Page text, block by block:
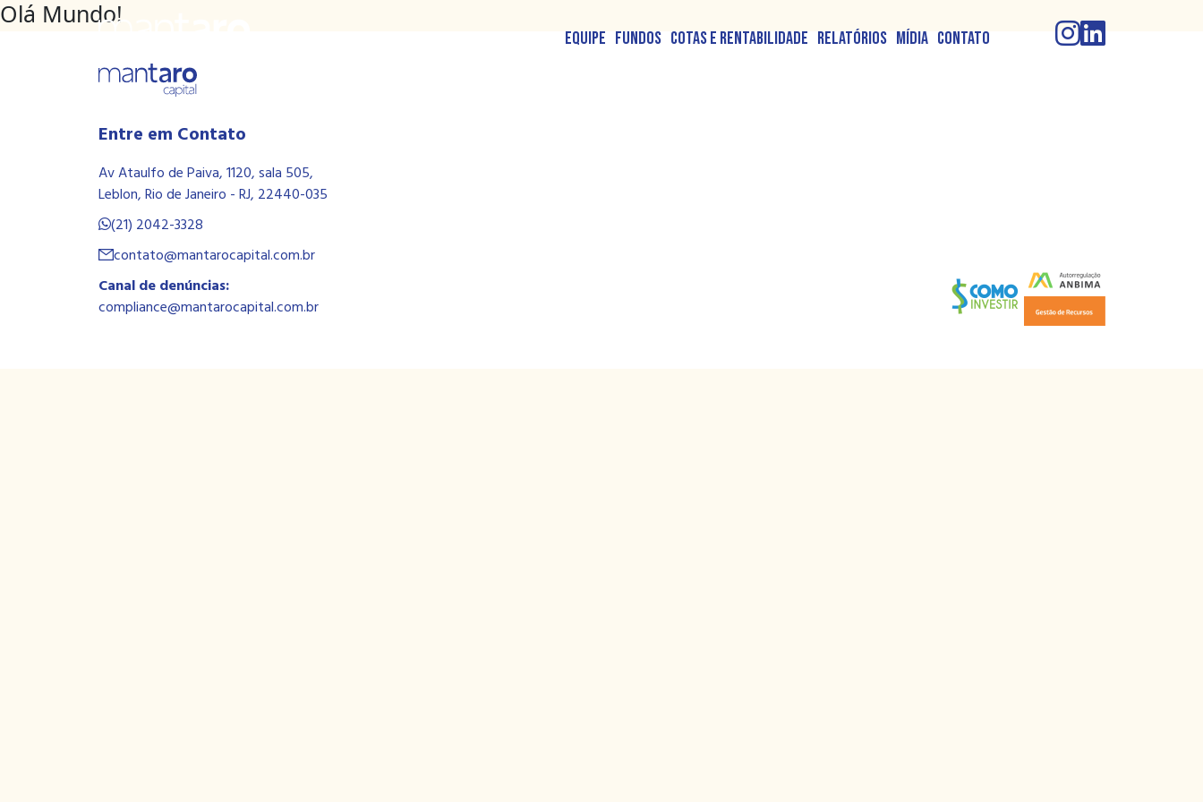
Equipe Fundos Cotas e Rentabilidade Relatórios Mídia Contato
Olá Mundo!
Entre em Contato
Av Ataulfo de Paiva, 1120, sala 505,
Leblon, Rio de Janeiro - RJ, 22440-035
(21) 2042-3328
contato@mantarocapital.com.br
Canal de denúncias:
compliance@mantarocapital.com.br